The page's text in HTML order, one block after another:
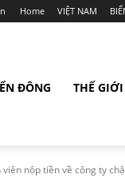
Home VIỆT NAM
ĐÔNG THẾ GIỚI
nộp tiền về công ty